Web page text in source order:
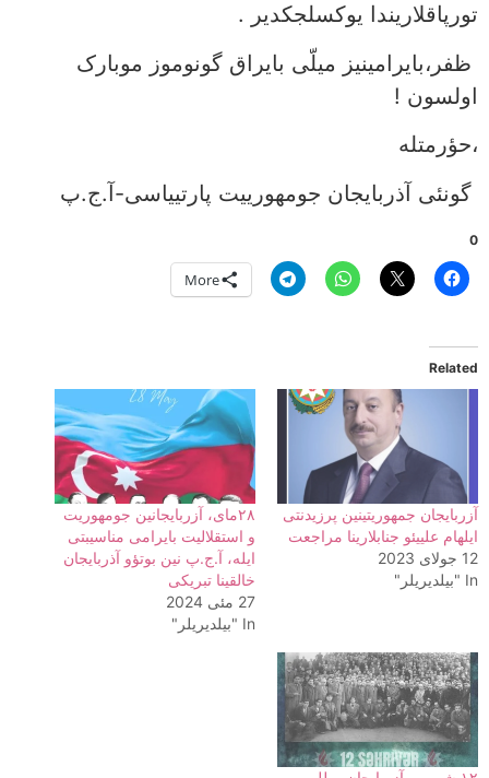
تورپاقلاریندا یوکسلجکدیر .
ظفر،بایرامینیز میلّی بایراق گونوموز موبارک
اولسون !
،حؤرمتله
گونئی آذربایجان جومهورییت پارتییاسی-آ.ج.پ
0
More
Related
آزربایجان جمهوریتینین پرزیدنتی
ایلهام علییئو جنابلارینا مراجعت
12 جولای 2023
In "بیلدیریلر"
۲۸مای، آزربایجانین جومهوریت
و استقلالیت بایرامی مناسیبتی
ایله، آ.ج.پ نین بوتؤو آذربایجان
خالقینا تبریکی
27 مئی 2024
In "بیلدیریلر"